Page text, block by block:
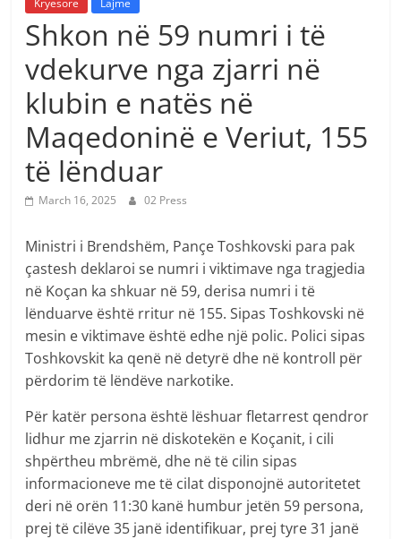
Shkon në 59 numri i të
vdekurve nga zjarri në
klubin e natës në
Maqedoninë e Veriut, 155
të lënduar
March 16, 2025 02 Press
Ministri i Brendshëm, Pançe Toshkovski para pak
çastesh deklaroi se numri i viktimave nga tragjedia
në Koçan ka shkuar në 59, derisa numri i të
lënduarve është rritur në 155. Sipas Toshkovski në
mesin e viktimave është edhe një polic. Polici sipas
Toshkovskit ka qenë në detyrë dhe në kontroll për
përdorim të lëndëve narkotike.
Për katër persona është lëshuar fletarrest qendror
lidhur me zjarrin në diskotekën e Koçanit, i cili
shpërtheu mbrëmë, dhe në të cilin sipas
informacioneve me të cilat disponojnë autoritetet
deri në orën 11:30 kanë humbur jetën 59 persona,
prej të cilëve 35 janë identifikuar, prej tyre 31 janë